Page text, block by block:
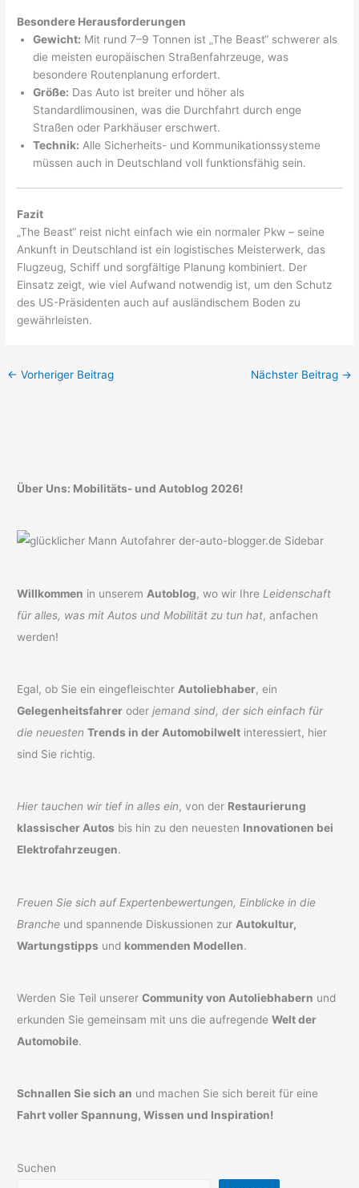
Besondere Herausforderungen
Gewicht: Mit rund 7–9 Tonnen ist „The Beast“ schwerer als
die meisten europäischen Straßenfahrzeuge, was
besondere Routenplanung erfordert.
Größe: Das Auto ist breiter und höher als
Standardlimousinen, was die Durchfahrt durch enge
Straßen oder Parkhäuser erschwert.
Technik: Alle Sicherheits- und Kommunikationssysteme
müssen auch in Deutschland voll funktionsfähig sein.
Fazit
„The Beast“ reist nicht einfach wie ein normaler Pkw – seine
Ankunft in Deutschland ist ein logistisches Meisterwerk, das
Flugzeug, Schiff und sorgfältige Planung kombiniert. Der
Einsatz zeigt, wie viel Aufwand notwendig ist, um den Schutz
des US-Präsidenten auch auf ausländischem Boden zu
gewährleisten.
← Vorheriger Beitrag Nächster Beitrag →
Über Uns: Mobilitäts- und Autoblog 2026!
Willkommen in unserem Autoblog, wo wir Ihre Leidenschaft
für alles, was mit Autos und Mobilität zu tun hat, anfachen
werden!
Egal, ob Sie ein eingefleischter Autoliebhaber, ein
Gelegenheitsfahrer oderjemand sind, der sich einfach für
die neuesten Trends in der Automobilwelt interessiert, hier
sind Sie richtig.
Hier tauchen wir tief in alles ein, von der Restaurierung
klassischer Autos bis hin zu den neuesten Innovationen bei
Elektrofahrzeugen.
Freuen Sie sich auf Expertenbewertungen, Einblicke in die
Branche und spannende Diskussionen zur Autokultur,
Wartungstipps und kommenden Modellen.
Werden Sie Teil unsererCommunity von Autoliebhabern und
erkunden Sie gemeinsam mit uns die aufregendeWelt der
Automobile.
Schnallen Sie sich an und machen Sie sich bereit für eine
Fahrt voller Spannung, Wissen und Inspiration!
Suchen